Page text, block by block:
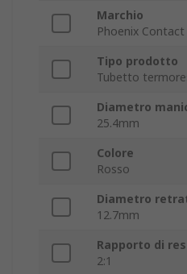
Marchio
Phoenix Contact
Tipo prodotto
Tubetto
Diametro
25.4mm
Colore
Rosso
Diametro
12.7mm
Rapporto di
2:1